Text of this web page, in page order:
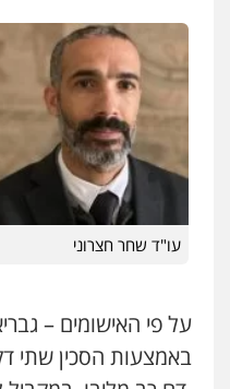
עו"ד שחר חצרוני
על פי האישומים –
באמצעות הסכין שתי